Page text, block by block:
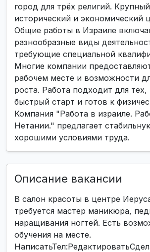
город для трёх религий.
исторический и экономический
Общие работы в Израиле
разнообразные виды
требующие специальной
Многие компании
рабочем месте и возможности
роста. Работа подходит для
быстрый старт и готов к
Компания "Работа в израиле.
Нетании." предлагает
хорошими условиями труда.
Описание вакансии
В салон красоты в центре
требуется мастер маникюра,
наращивания ногтей. Есть
обучения на месте.